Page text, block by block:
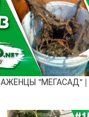
"МЕГАСАД" |